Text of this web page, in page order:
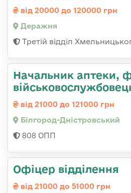
від 20000 до 120000 грн
Деражня
Третій відділ
Начальник аптеки,
від 21000 до 121000 грн
Білгород-Дністровський
808 ОПП
Офіцер відділення
від 21000 до 51000 грн